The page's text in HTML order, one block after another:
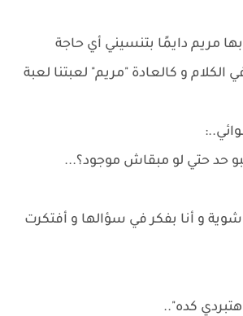
مريم دايمًا بتنسيني أي حاجة
الكلام و كالعادة "مريم" لعبتنا لعبة
حد حتي لو مبقاش موجود؟...
و أنا بفكر في سؤالها و أفتكرت
كده"..